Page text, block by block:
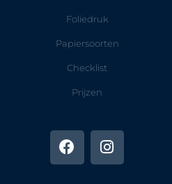
Foliedruk
Papiersoorten
Checklist
Prijzen
a
c
e
n
s
t